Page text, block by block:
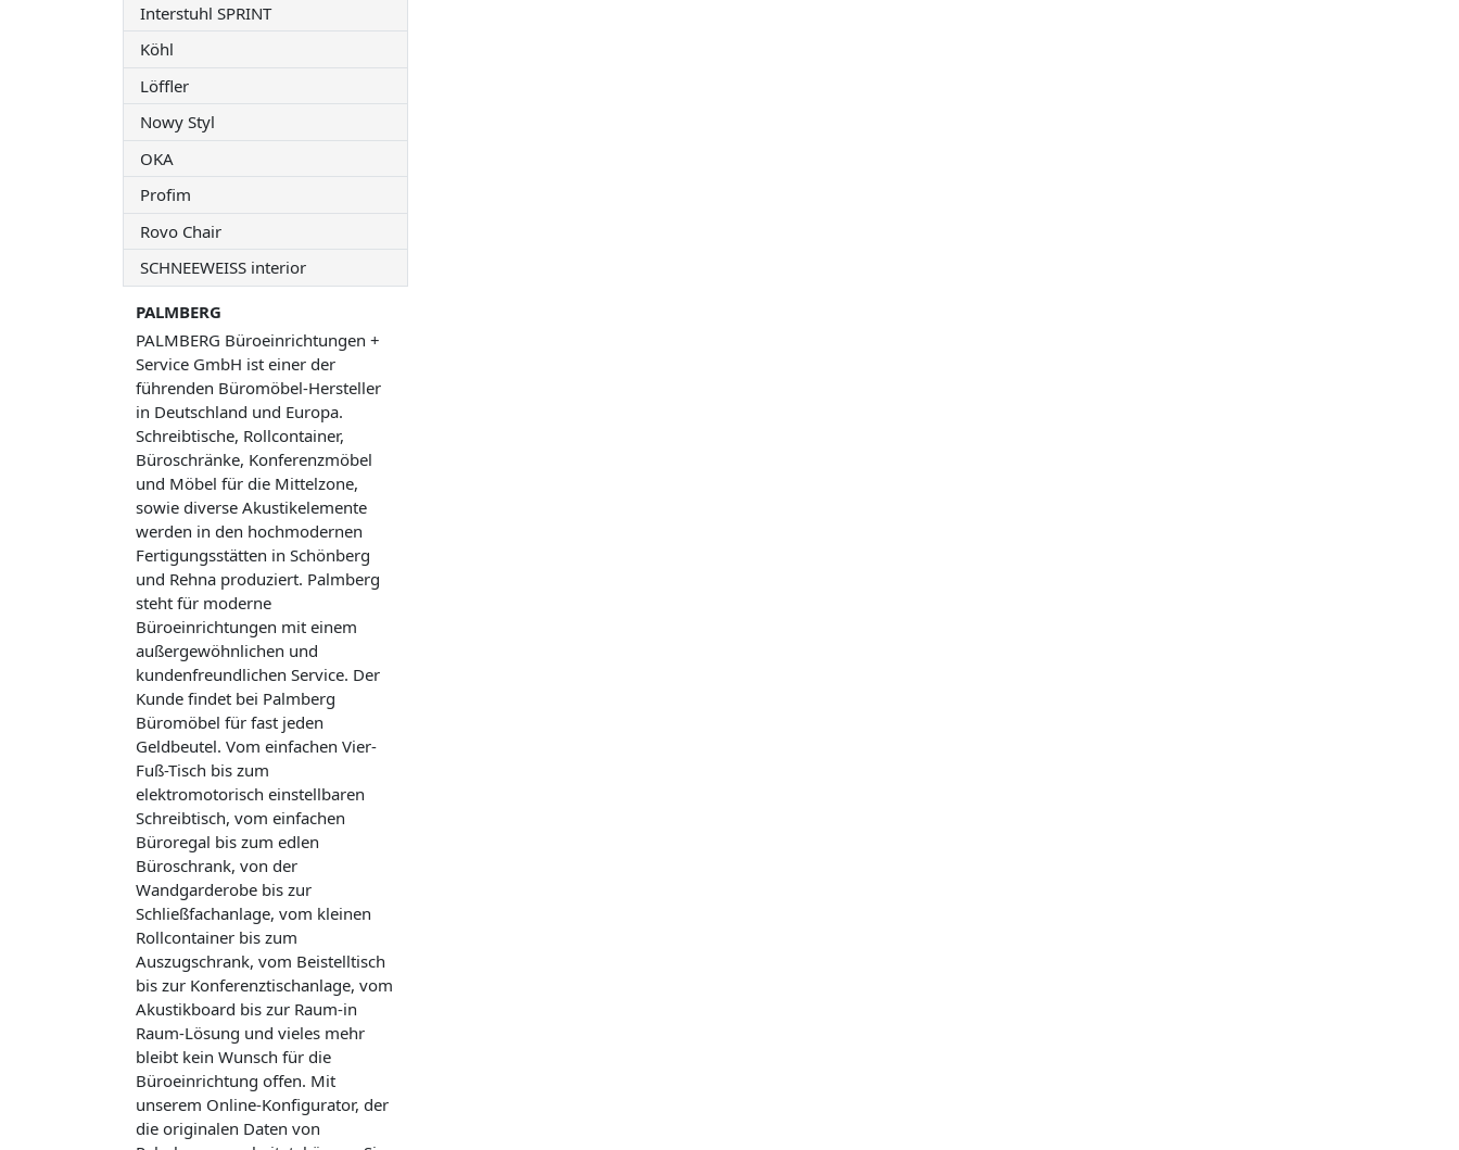
Interstuhl SPRINT
Köhl
Löffler
Nowy Styl
OKA
Profim
Rovo Chair
SCHNEEWEISS interior
PALMBERG
PALMBERG Büroeinrichtungen +
Service GmbH ist einer der
führenden Büromöbel-Hersteller
in Deutschland und Europa.
Schreibtische, Rollcontainer,
Büroschränke, Konferenzmöbel
und Möbel für die Mittelzone,
sowie diverse Akustikelemente
werden in den hochmodernen
Fertigungsstätten in Schönberg
und Rehna produziert. Palmberg
steht für moderne
Büroeinrichtungen mit einem
außergewöhnlichen und
kundenfreundlichen Service. Der
Kunde findet bei Palmberg
Büromöbel für fast jeden
Geldbeutel. Vom einfachen Vier-
Fuß-Tisch bis zum
elektromotorisch einstellbaren
Schreibtisch, vom einfachen
Büroregal bis zum edlen
Büroschrank, von der
Wandgarderobe bis zur
Schließfachanlage, vom kleinen
Rollcontainer bis zum
Auszugschrank, vom Beistelltisch
bis zur Konferenztischanlage, vom
Akustikboard bis zur Raum-in
Raum-Lösung und vieles mehr
bleibt kein Wunsch für die
Büroeinrichtung offen. Mit
unserem Online-Konfigurator, der
die originalen Daten von